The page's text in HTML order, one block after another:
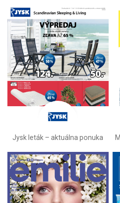
Jysk leták – aktuálna ponuka